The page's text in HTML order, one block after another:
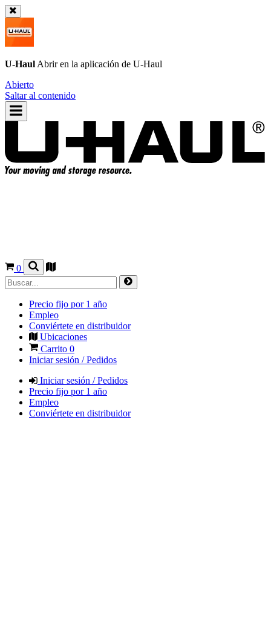
U-Haul Abrir en la aplicación de U-Haul
Abierto
Saltar al contenido
0
Precio fijo por 1 año
Empleo
Conviértete en distribuidor
Ubicaciones
Carrito 0
Iniciar sesión / Pedidos
Iniciar sesión / Pedidos
Precio fijo por 1 año
Empleo
Conviértete en distribuidor